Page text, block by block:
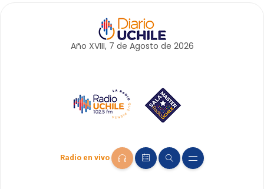
Año XVIII, 7 de Agosto de 2026
Radio en vivo